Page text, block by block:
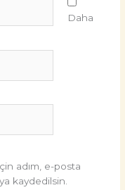
Daha
adım, e-posta
kaydedilsin.